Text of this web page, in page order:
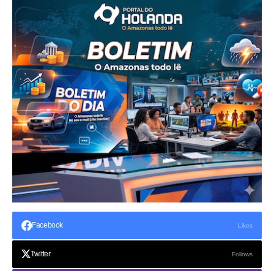
Facebook Likes
Twitter Follows